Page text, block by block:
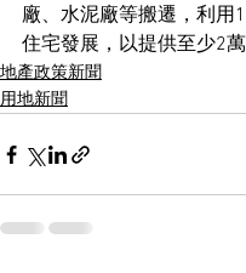
廠、水泥廠等搬遷，利用
住宅發展，以提供至少2萬
地產政策新聞
用地新聞